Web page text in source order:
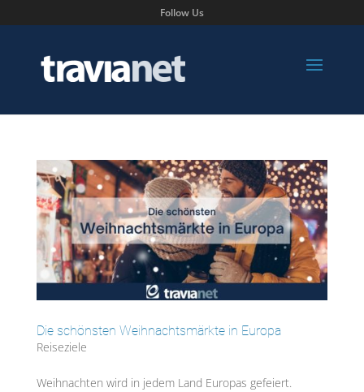
Follow Us
Die schönsten Weihnachtsmärkte in Europa
Reiseziele
Weihnachten wird in jedem Land Europas gefeiert.